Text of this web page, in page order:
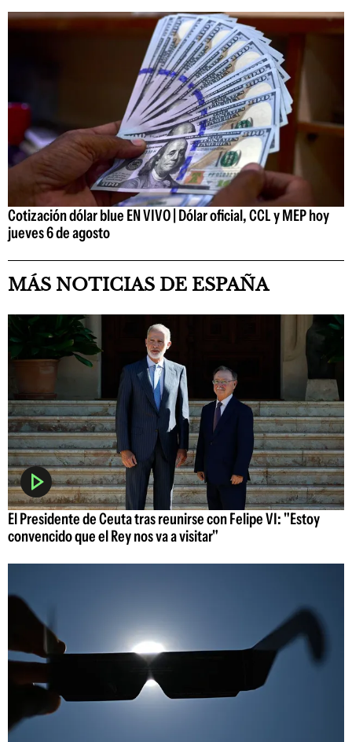
Cotización dólar blue EN VIVO | Dólar oficial, CCL y MEP hoy
jueves 6 de agosto
MÁS NOTICIAS DE ESPAÑA
El Presidente de Ceuta tras reunirse con Felipe VI: "Estoy
convencido que el Rey nos va a visitar"